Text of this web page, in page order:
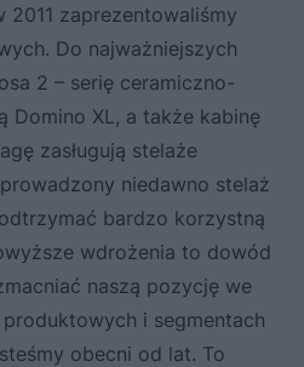
zaprezentowaliśmy
Do najważniejszych
2 – serię ceramiczno-
Domino XL, a także kabinę
zasługują stelaże
niedawno stelaż
bardzo korzystną
wdrożenia to dowód
naszą pozycję we
i segmentach
obecni od lat. To